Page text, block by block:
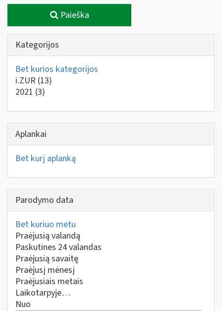
Paieška
Kategorijos
Bet kurios kategorijos
i.ZUR (13)
2021 (3)
Aplankai
Bet kurį aplanką
Parodymo data
Bet kuriuo metu
Praėjusią valandą
Paskutines 24 valandas
Praėjusią savaitę
Praėjusį mėnesį
Praėjusiais metais
Laikotarpyje…
Nuo